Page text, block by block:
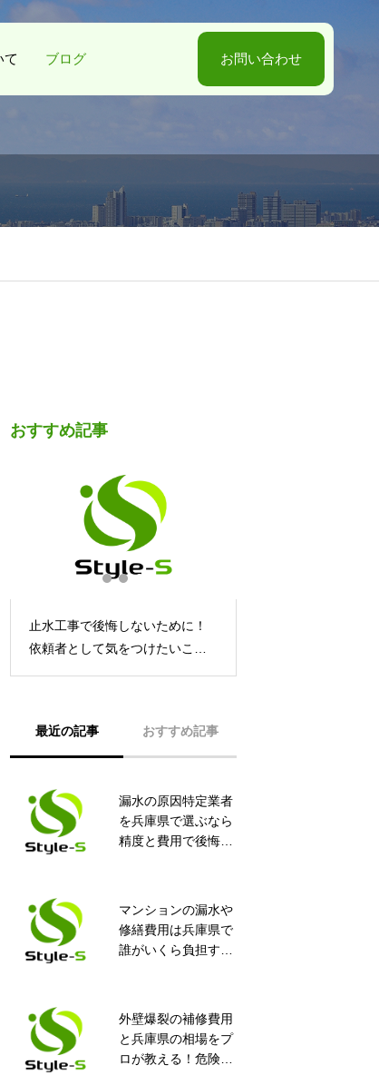
て ブログ お問い合わせ
おすすめ記事
止水工事で後悔しないために！
依頼者として気をつけたいこと
最近の記事 おすすめ記事
漏水の原因特定業者
を兵庫県で選ぶなら
精度と費用で後悔し
マンションの漏水や
修繕費用は兵庫県で
誰がいくら負担す
外壁爆裂の補修費用
と兵庫県の相場をプ
ロが教える！危険度
要チェック！防水工
事と止水工事のどち
らを行えば良いの？
いち早く漏水に気付
くためにチェックし
たいポイント
尼崎市 マンション
エレベーターピッ
ト 止水工事